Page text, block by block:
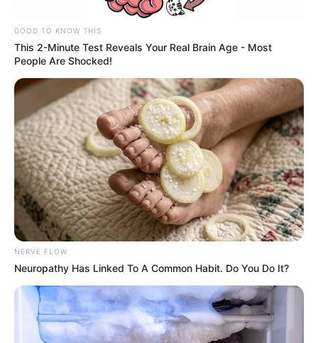
13:06 / 06 Avqust 2026 CƏMİYYƏT
GOOD TO KNOW THIS
This 2-Minute Test Reveals Your Real Brain Age - Most
People Are Shocked!
NERVE FLOW
Neuropathy Has Linked To A Common Habit. Do You Do It?